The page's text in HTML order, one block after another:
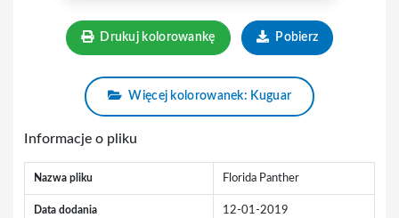
Drukuj kolorowankę Pobierz
Więcej kolorowanek: Kuguar
Informacje o pliku
Nazwa pliku Florida Panther
Data dodania 12-01-2019